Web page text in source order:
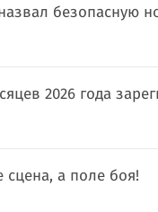
безопасную
2026 года
сцена, а поле боя!